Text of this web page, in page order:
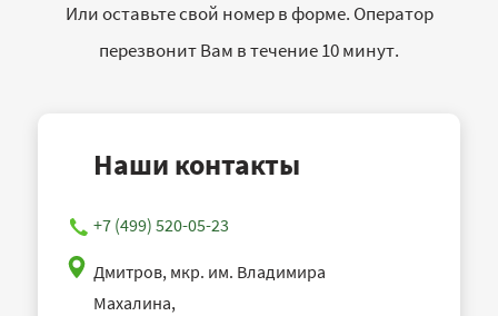
Или оставьте свой номер в форме. Оператор
перезвонит Вам в течение 10 минут.
Наши контакты
+7 (499) 520-05-23
Дмитров, мкр. им. Владимира
Махалина,